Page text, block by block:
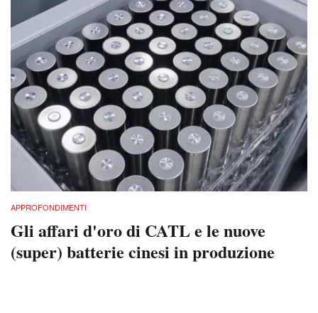
APPROFONDIMENTI
Gli affari d'oro di CATL e le nuove
(super) batterie cinesi in produzione